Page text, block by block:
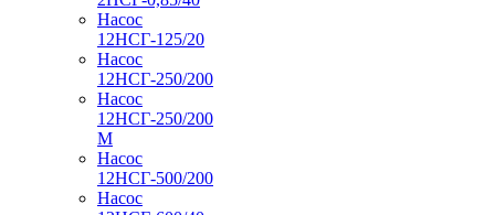
Насос
12НСГ-125/20
Насос
12НСГ-250/200
Насос
12НСГ-250/200
М
Насос
12НСГ-500/200
Насос